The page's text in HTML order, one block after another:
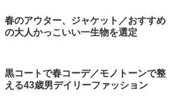
春のアウター、ジャケット／おすすめ
の大人かっこいい一生物を選定
黒コートで春コーデ／モノトーンで整
える43歳男デイリーファッション